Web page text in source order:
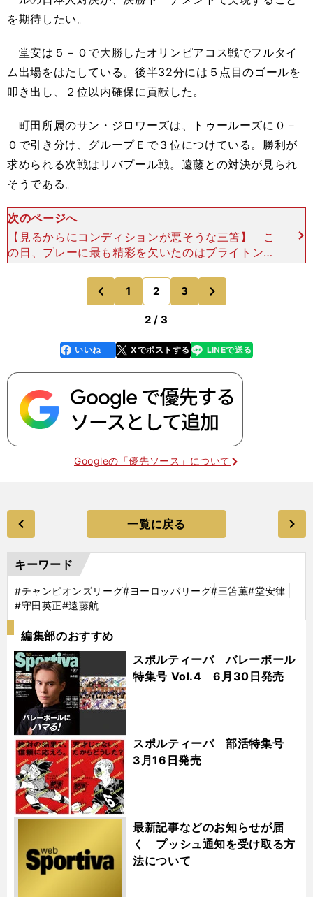
を期待したい。
堂安は５－０で大勝したオリンピアコス戦でフルタイ
ム出場をはたしている。後半32分には５点目のゴールを
叩き出し、２位以内確保に貢献した。
町田所属のサン・ジロワーズは、トゥールーズに０－
０で引き分け、グループＥで３位につけている。勝利が
求められる次戦はリバプール戦。遠藤との対決が見られ
そうである。
次のページへ
【見るからにコンディションが悪そうな三笘】 こ
の日、プレーに最も精彩を欠いたのはブライトンの
三笘薫だろう。 AEKアテネとのアウェー戦に先発
した三笘。日本代表戦のために帰国したがケガのた
め試合をせ
前
のページへ
1 2 3
2 / 3
faceboo
k
いいね Xでポストする
line LINEで送る
Googleの「優先ソース」について
一覧に戻る
キーワード
#チャンピオンズリーグ#ヨーロッパリーグ#三笘薫#堂安律
#守田英正#遠藤航
編集部のおすすめ
スポルティーバ バレーボール
特集号 Vol.4 6月30日発売
スポルティーバ 部活特集号
3月16日発売
最新記事などのお知らせが届
く プッシュ通知を受け取る方
法について